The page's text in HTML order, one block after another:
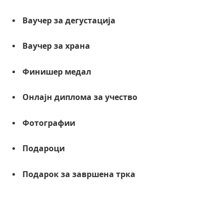
Ваучер за дегустација
Ваучер за храна
Финишер медал
Онлајн диплома за учество
Фотографии
Подароци
Подарок за завршена трка